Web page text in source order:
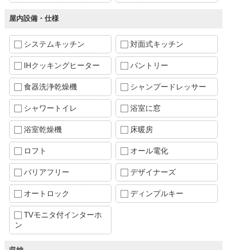
屋内設備・仕様
システムキッチン 対面式キッチン
IHクッキングヒーター パントリー
食器洗浄乾燥機 シャンプードレッサー
シャワートイレ 浴室に窓
浴室乾燥機 床暖房
ロフト オール電化
バリアフリー デザイナーズ
オートロック ディンプルキー
TVモニタ付インターホ
ン